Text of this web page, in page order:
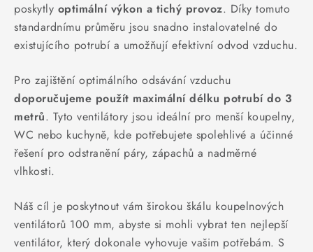
VENTILÁTORY
OHŘÍVAČE VODY
CHYTRÁ DOMÁCNOST
SVÍTIDLA domovní
LED osvětlení
SVÍTIDLA interiérová
poskytly optimální výkon a tichý provoz. Díky tomuto
standardnímu průměru jsou snadno instalovatelné do
existujícího potrubí a umožňují efektivní odvod vzduchu.
Pro zajištění optimálního odsávání vzduchu
doporučujeme použít maximální délku potrubí do 3
metrů. Tyto ventilátory jsou ideální pro menší koupelny,
WC nebo kuchyně, kde potřebujete spolehlivé a účinné
řešení pro odstranění páry, zápachů a nadměrné
vlhkosti.
Náš cíl je poskytnout vám širokou škálu koupelnových
ventilátorů 100 mm, abyste si mohli vybrat ten nejlepší
ventilátor, který dokonale vyhovuje vašim potřebám. S